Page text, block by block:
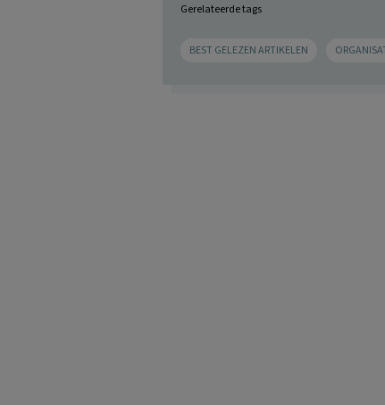
Gerelateerde tags
BEST GELEZEN ARTIKELEN